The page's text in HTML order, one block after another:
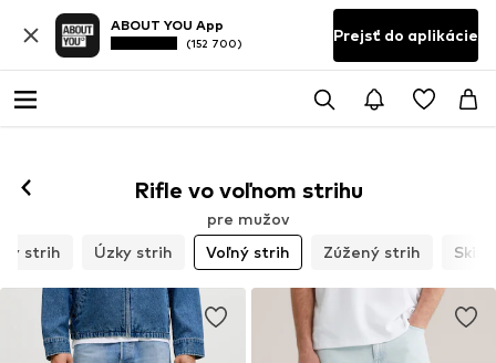
ABOUT YOU App
(152 700) Prejsť do aplikácie
Rifle vo voľnom strihu
pre mužov
strih
Úzky strih Voľný strih Zúžený strih